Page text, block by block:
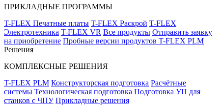
ПРИКЛАДНЫЕ ПРОГРАММЫ
T-FLEX Печатные платы T-FLEX Раскрой T-FLEX
Электротехника T-FLEX VR Все продукты Отправить заявку
на приобретение Пробные версии продуктов T-FLEX PLM
Решения
КОМПЛЕКСНЫЕ РЕШЕНИЯ
T-FLEX PLM Конструкторская подготовка Расчётные
системы Технологическая подготовка Подготовка УП для
станков с ЧПУ Прикладные решения